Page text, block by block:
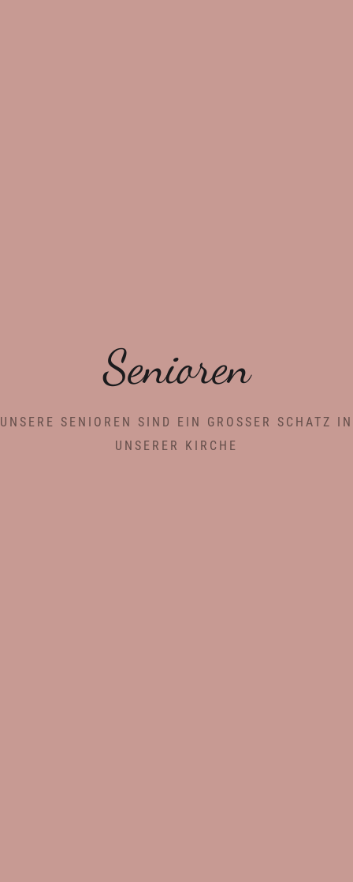
Senioren
UNSERE SENIOREN SIND EIN GROSSER SCHATZ IN U
NSERER KIRCHE